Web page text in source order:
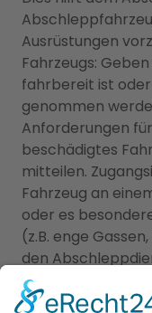
Ausrüstungen
Fahrzeugs:
fahrbereit ist
genommen
Anforderungen
beschädigtes
mitteilen.
Fahrzeug an
oder es
(z.B. enge
den
Maßnahmen
Stellen Sie sicher,